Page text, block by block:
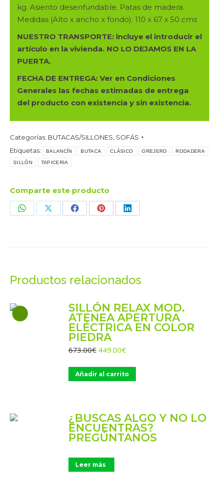
cantidad
kg. Asiento desenfundable. Patas de madera.
Medidas (Alto x ancho x fondo): 110 x 67 x 50 cms
NUESTRO TRANSPORTE: incluye el introducir el
artículo en la vivienda. NO LO DEJAMOS EN LA
PUERTA.
FECHA DE ENTREGA: Ver en Condiciones
Generales las fechas estimadas de entrega
del producto con existencia y sin existencia.
Categorías: BUTACAS/SILLONES SOFÁS
Etiquetas:
BALANCÍN BUTACA CLÁSICO OREJERO RODADERA
SILLÓN TAPICERIA
Comparte este producto
Share Share Share Share Share
Productos relacionados
SILLÓN RELAX MOD.
ATENEA APERTURA
ELÉCTRICA EN COLOR
PIEDRA
673.00€ El
original
era:
449.00€El
actual
es:
Añadir al carrito
¿BUSCAS ALGO Y NO LO
ENCUENTRAS?
PREGÚNTANOS
Leer más